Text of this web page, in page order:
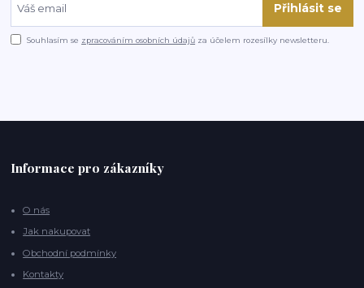
Přihlásit se
Souhlasím se zpracováním osobních údajů za účelem rozesílky newsletteru.
Informace pro zákazníky
O nás
Jak nakupovat
Obchodní podmínky
Kontakty